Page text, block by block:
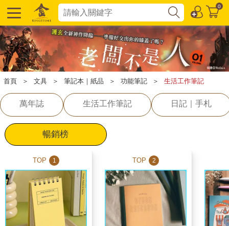
0
首頁 ＞ 文具 ＞ 筆記本｜紙品 ＞ 功能筆記 ＞ 生活工作筆記
萬年誌 生活工作筆記 日記｜手札
暢銷榜
TOP 1 TOP 2